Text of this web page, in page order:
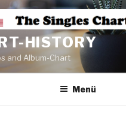
HISTORY
and Album-Chart
Menü